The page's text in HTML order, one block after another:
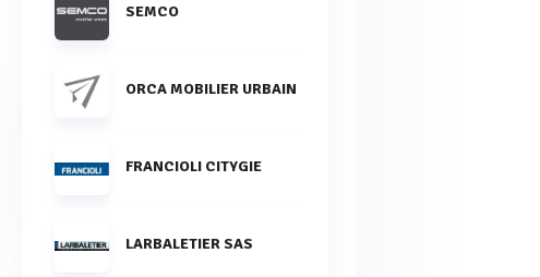
SEMCO
ORCA MOBILIER URBAIN
FRANCIOLI CITYGIE
LARBALETIER SAS